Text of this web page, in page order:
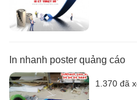
In nhanh poster quảng cáo
1.370 đã